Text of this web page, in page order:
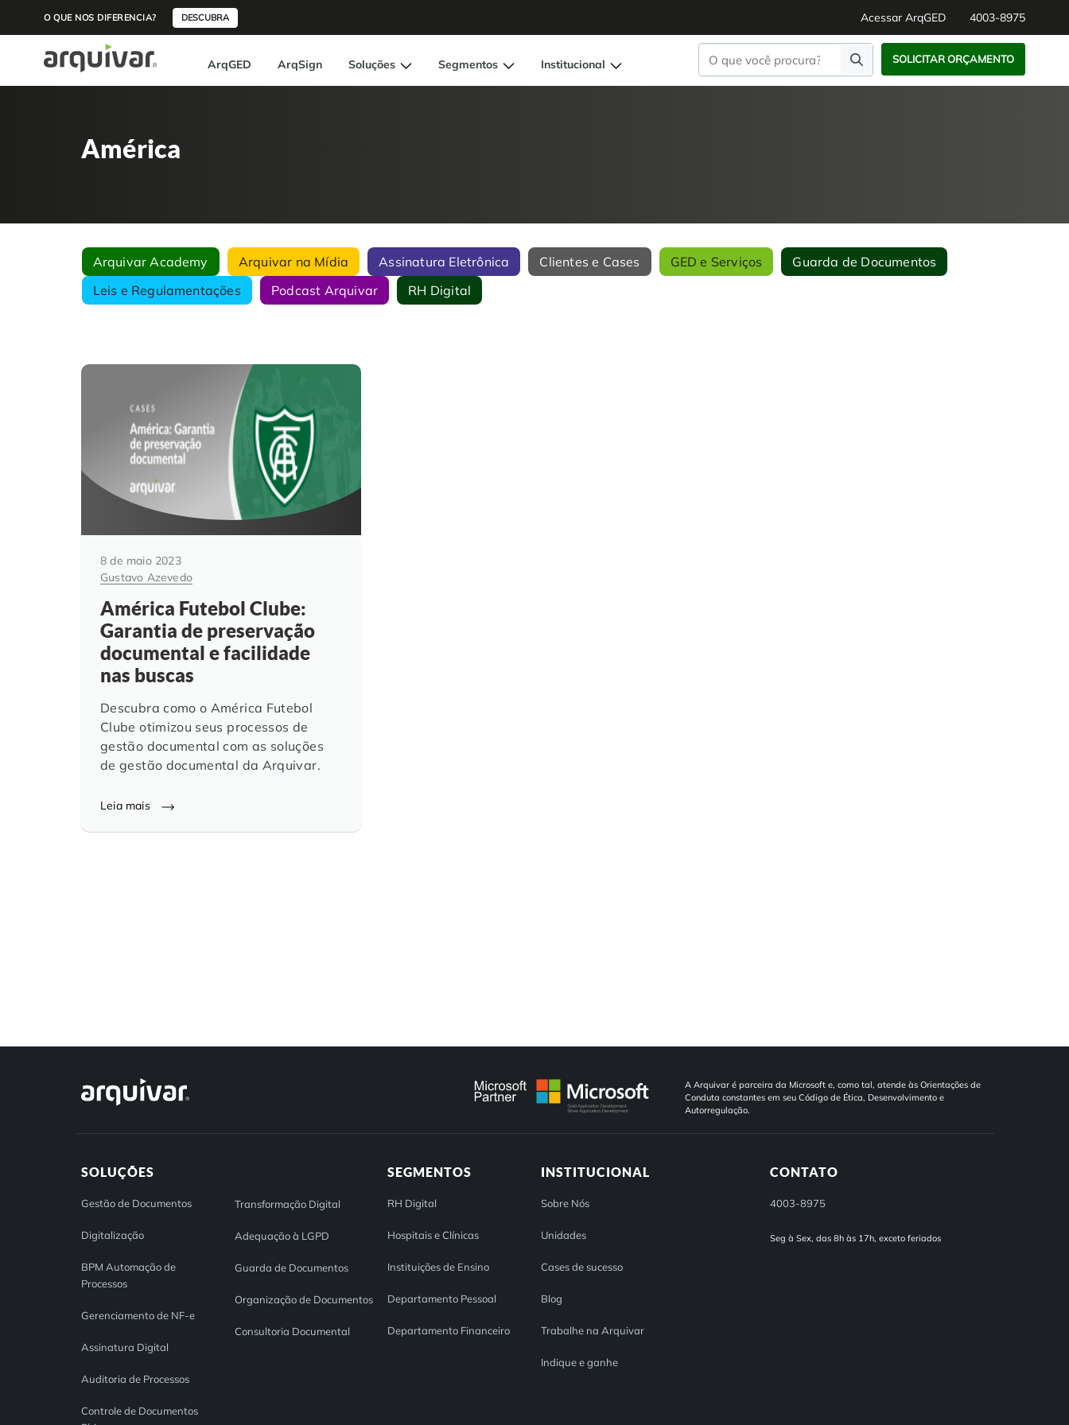
O QUE NOS DIFERENCIA? DESCUBRA Acessar ArqGED 4003-8975
ArqGED ArqSign Soluções Segmentos Institucional SOLICITAR ORÇAMENTO
América
Arquivar Academy Arquivar na Mídia Assinatura Eletrônica Clientes e Cases GED e Serviços
Guarda de Documentos
Leis e Regulamentações
Podcast Arquivar RH Digital
8 de maio 2023
Gustavo Azevedo
América Futebol Clube:
Garantia de preservação
documental e facilidade
nas buscas
Descubra como o América Futebol
Clube otimizou seus processos de
gestão documental com as soluções
de gestão documental da Arquivar.
Leia mais
A Arquivar é parceira da Microsoft e, como tal, atende às Orientações de
Conduta constantes em seu Código de Ética, Desenvolvimento e
Autorregulação.
SOLUÇÕES
Gestão de Documentos
Digitalização
BPM Automação de
Processos
Gerenciamento de NF-e
Assinatura Digital
Auditoria de Processos
Controle de Documentos
Transformação Digital
Adequação à LGPD
Guarda de Documentos
Organização de Documentos
Consultoria Documental
SEGMENTOS
RH Digital
Hospitais e Clínicas
Instituições de Ensino
Departamento Pessoal
Departamento Financeiro
INSTITUCIONAL
Sobre Nós
Unidades
Cases de sucesso
Blog
Trabalhe na Arquivar
Indique e ganhe
CONTATO
4003-8975
Seg à Sex, das 8h às 17h, exceto feriados